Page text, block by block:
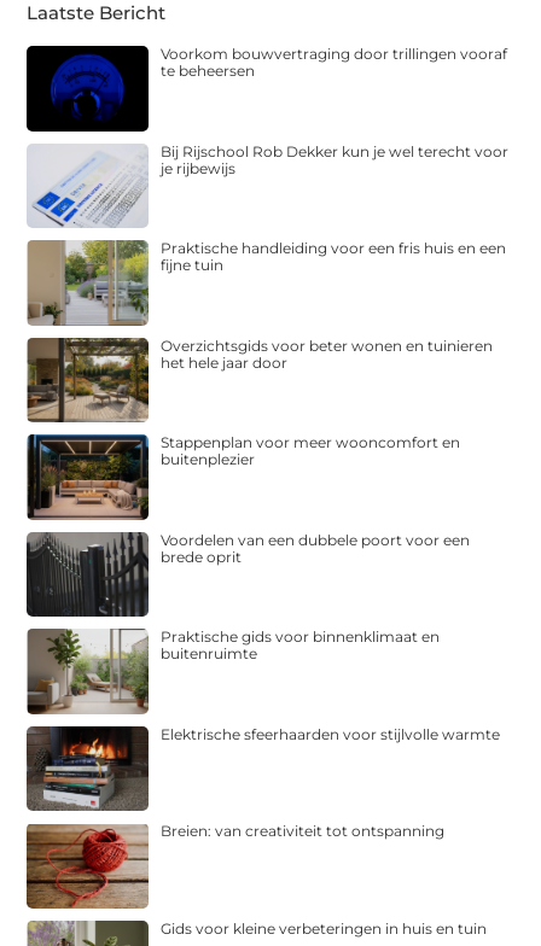
Laatste Bericht
Voorkom bouwvertraging door trillingen vooraf
te beheersen
Bij Rijschool Rob Dekker kun je wel terecht voor
je rijbewijs
Praktische handleiding voor een fris huis en een
fijne tuin
Overzichtsgids voor beter wonen en tuinieren
het hele jaar door
Stappenplan voor meer wooncomfort en
buitenplezier
Voordelen van een dubbele poort voor een
brede oprit
Praktische gids voor binnenklimaat en
buitenruimte
Elektrische sfeerhaarden voor stijlvolle warmte
Breien: van creativiteit tot ontspanning
Gids voor kleine verbeteringen in huis en tuin